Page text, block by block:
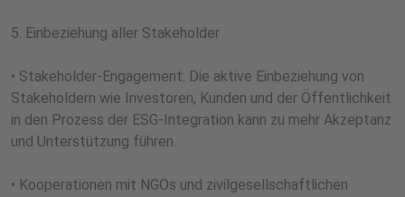
5. Einbeziehung aller Stakeholder
• Stakeholder-Engagement: Die aktive Einbeziehung von
Stakeholdern wie Investoren, Kunden und der Öffentlichkeit
in den Prozess der ESG-Integration kann zu mehr Akzeptanz
und Unterstützung führen.
• Kooperationen mit NGOs und zivilgesellschaftlichen